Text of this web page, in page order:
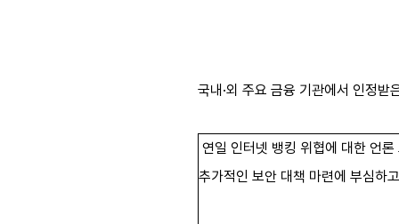
국내·외 주요 금융 기관에서 인정
연일 인터넷 뱅킹 위협에 대한 언
추가적인 보안 대책 마련에 부심하